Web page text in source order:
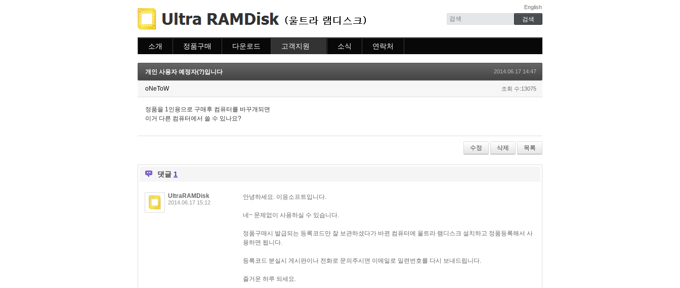
English
소개 정품구매
주문조회
이용안내
다운로드 고객지원
질문하기
소식 연락처
개인 사용자 예정자(?)입니다
2014.06.17 14:47
oNeToW 조회 수:13075
정품을 1인용으로 구매후 컴퓨터를 바꾸개되면
이거 다른 컴퓨터에서 쓸 수 있나요?
수정 삭제 목록
댓글 1
UltraRAMDisk
2014.06.17 15:12
안녕하세요. 이응소프트입니다.
네~ 문제없이 사용하실 수 있습니다.
정품구매시 발급되는 등록코드만 잘 보관하셨다가 바뀐 컴퓨터에 울트라 램디스크 설치하고 정품등록해서 사
용하면 됩니다.
등록코드 분실시 게시판이나 전화로 문의주시면 이메일로 일련번호를 다시 보내드립니다.
즐거운 하루 되세요.